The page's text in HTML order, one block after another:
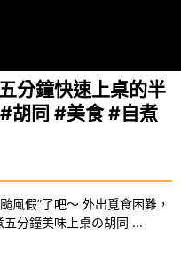
分鐘快速上桌的半
胡同 #美食 #自煮
風假”了吧～ 外出覓食困難，
分鐘美味上桌の胡同 ...